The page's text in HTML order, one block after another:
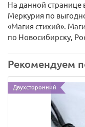
На данной странице
Меркурия по
«Магия стихий».
по Новосибирску,
Рекомендуем
Двухсторонний